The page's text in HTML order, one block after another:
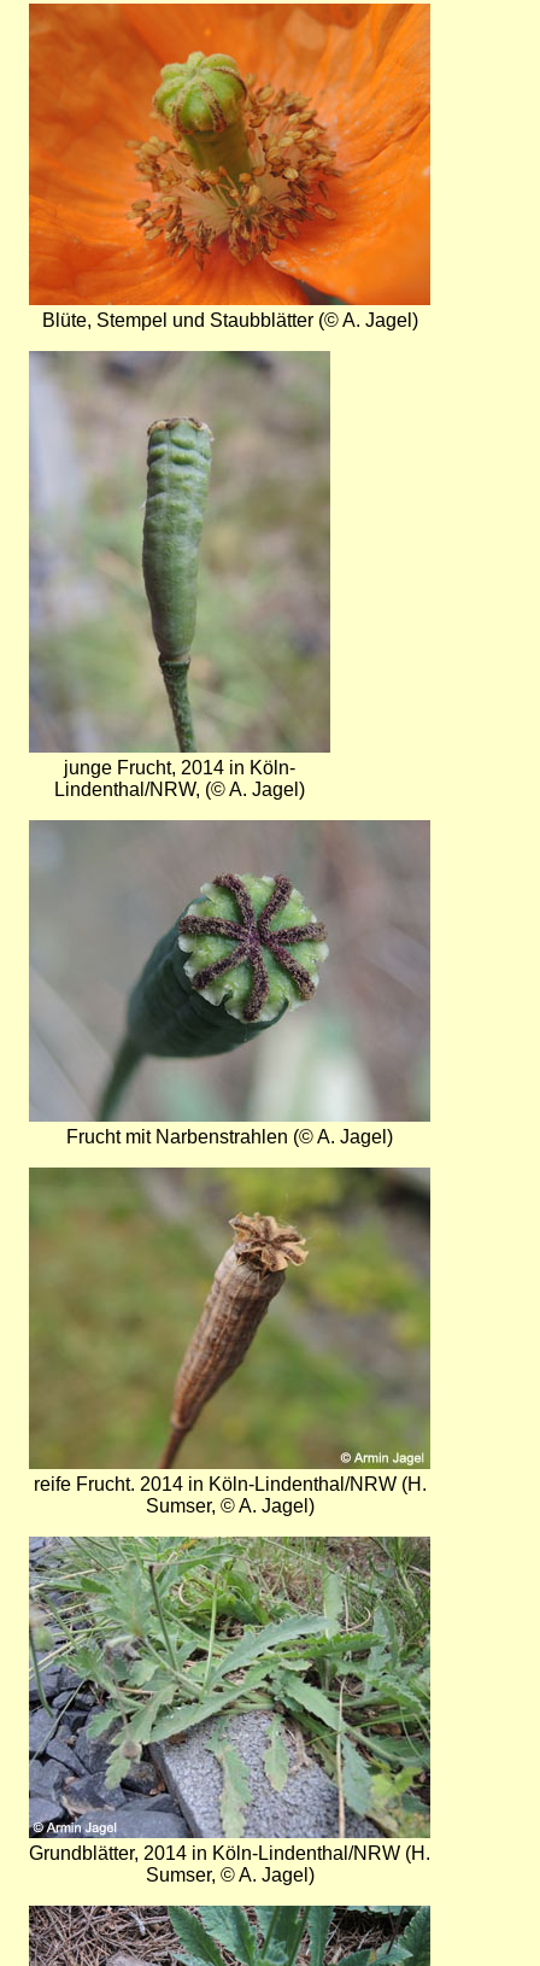
Bild
Blüte, Stempel und Staubblätter (© A. Jagel)
Bild
junge Frucht, 2014 in Köln-
Lindenthal/NRW, (© A. Jagel)
Frucht mit Narbenstrahlen (© A. Jagel)
reife Frucht. 2014 in Köln-Lindenthal/NRW (H.
Sumser, © A. Jagel)
Bild
Grundblätter, 2014 in Köln-Lindenthal/NRW (H.
Sumser, © A. Jagel)
Bild